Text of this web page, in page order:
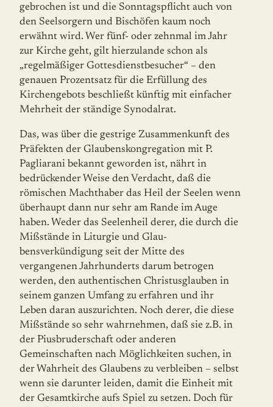
gebrochen ist und die Sonntagspflicht auch von
den Seelsorgern und Bischöfen kaum noch
erwähnt wird. Wer fünf- oder zehnmal im Jahr
zur Kirche geht, gilt hierzu­lande schon als
„regelmäßiger Gottesdienstbesucher“ – den
genauen Prozentsatz für die Erfüllung des
Kirchengebots beschließt künftig mit einfacher
Mehrheit der ständige Synodalrat.
Das, was über die gestrige Zusammenkunft des
Präfekten der Glaubenskongregation mit P.
Pagliarani bekannt geworden ist, nährt in
bedrückender Weise den Verdacht, daß die
römischen Machthaber das Heil der Seelen wenn
überhaupt dann nur sehr am Rande im Auge
haben. Weder das Seelenheil derer, die durch die
Mißstände in Liturgie und Glau­
bensverkündigung seit der Mitte des
vergangenen Jahrhunderts darum betrogen
werden, den authentischen Christusglauben in
seinem ganzen Umfang zu erfahren und ihr
Leben daran auszurichten. Noch derer, die diese
Mißstände so sehr wahrnehmen, daß sie z.B. in
der Piusbruderschaft oder anderen
Gemeinschaften nach Möglichkeiten suchen, in
der Wahrheit des Glaubens zu verbleiben – selbst
wenn sie darunter leiden, damit die Einheit mit
der Gesamtkirche aufs Spiel zu setzen. Doch für